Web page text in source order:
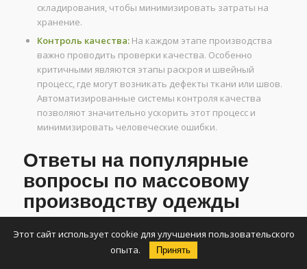
складирования, чтобы минимизировать затраты на
хранение.
Контроль качества:На каждом этапе производства
важно проводить проверки качества. Особенно
критичными являются этапы раскроя и швейный
процесс, где могут возникать дефекты ткани или швов.
Автоматизированные системы контроля качества
позволяют значительно ускорить этот процесс и
минимизировать человеческие ошибки.
Ответы на популярные
вопросы по массовому
производству одежды
1. Как повысить эффективность
массового производства одежды?
Этот сайт использует cookie для улучшения пользовательского
опыта.
Принять